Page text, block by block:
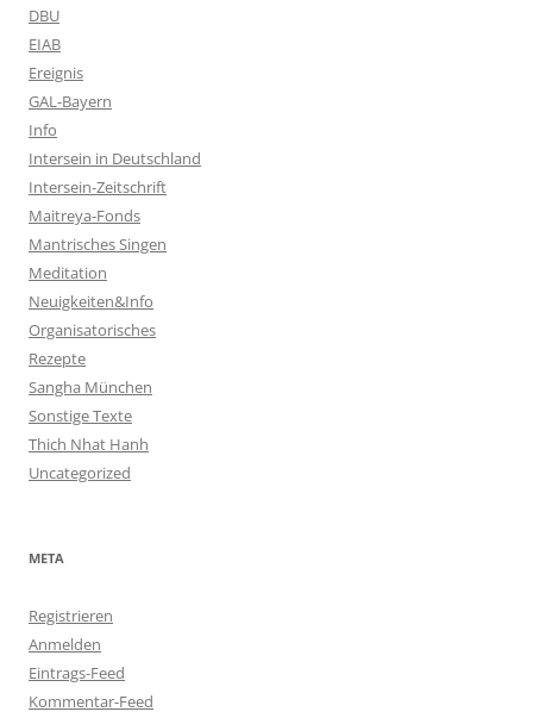
DBU
EIAB
Ereignis
GAL-Bayern
Info
Intersein in Deutschland
Intersein-Zeitschrift
Maitreya-Fonds
Mantrisches Singen
Meditation
Neuigkeiten&Info
Organisatorisches
Rezepte
Sangha München
Sonstige Texte
Thich Nhat Hanh
Uncategorized
META
Registrieren
Anmelden
Eintrags-Feed
Kommentar-Feed